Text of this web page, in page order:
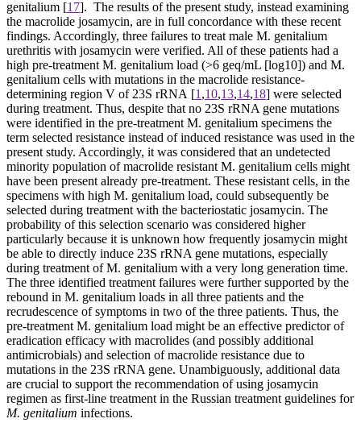
genitalium [17]. The results of the present study, instead examining
the macrolide josamycin, are in full concordance with these recent
findings. Accordingly, three failures to treat male M. genitalium
urethritis with josamycin were verified. All of these patients had a
high pre-treatment M. genitalium load (>6 geq/mL [log10]) and M.
genitalium cells with mutations in the macrolide resistance-
determining region V of 23S rRNA [1,10,13,14,18] were selected
during treatment. Thus, despite that no 23S rRNA gene mutations
were identified in the pre-treatment M. genitalium specimens the
term selected resistance instead of induced resistance was used in the
present study. Accordingly, it was considered that an undetected
minority population of macrolide resistant M. genitalium cells might
have been present already pre-treatment. These resistant cells, in the
specimens with high M. genitalium load, could subsequently be
selected during treatment with the bacteriostatic josamycin. The
probability of this selection scenario was considered higher
particularly because it is unknown how frequently josamycin might
be able to directly induce 23S rRNA gene mutations, especially
during treatment of M. genitalium with a very long generation time.
The three identified treatment failures were further supported by the
rebound in M. genitalium loads in all three patients and the
recrudescence of symptoms in two of the three patients. Thus, the
pre-treatment M. genitalium load might be an effective predictor of
eradication efficacy with macrolides (and possibly additional
antimicrobials) and selection of macrolide resistance due to
mutations in the 23S rRNA gene. Unambiguously, additional data
are crucial to support the recommendation of using josamycin
regimen as first-line treatment in the Russian treatment guidelines for
M. genitalium infections.